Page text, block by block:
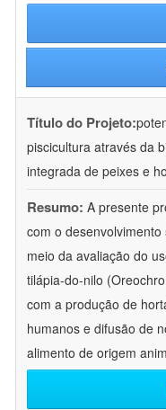
Título do Projeto:
piscicultura através da
integrada de peixes e
Resumo: A presente
com o
meio da avaliação do
tilápia-do-nilo
com a produção de
humanos e difusão de
alimento de origem